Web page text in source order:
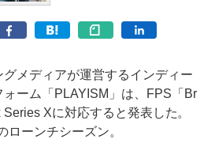
メディアが運営するインディー
ーム「PLAYISM」は、FPS「Br
Xに対応すると発表した。
ローンチシーズン。